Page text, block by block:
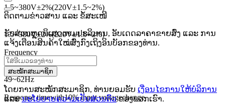
1.5~380V±2%(220V±1.5~2%)
1.5~380V±2%(220V±1.5~2%)
Frequency
49~62Hz
Response timewith10% input voltagechange
ຕິດຕາມຂ່າວສານ ແລະ ຂໍ້ສະເໜີ
ຮັບສ່ວນຫຼຸດພິເສດຕາມປະລິມານ, ອັບເດດລາຄາຂາຍສົ່ງ ແລະ ການ
ແຈ້ງເຕືອນສິນຄ້າໃໝ່ສົ່ງກົງເຖິງອິນບັອກຂອງທ່ານ.
ສະໝັກສະມາຊິກ
ໂດຍການສະໝັກສະມາຊິກ, ທ່ານຍອມຮັບ ເງື່ອນໄຂການໃຫ້ບໍລິການ
ແລະນະໂຍບາຍຄວາມເປັນສ່ວນຕົວຂອງພວກເຮົາ.